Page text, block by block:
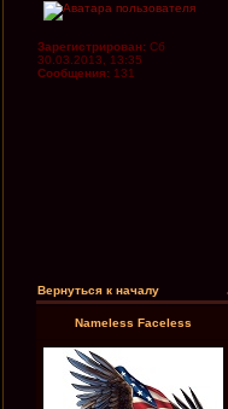
Зарегистрирован: Сб
30.03.2013, 13:35
Сообщения: 131
Вернуться к началу
Nameless Faceless